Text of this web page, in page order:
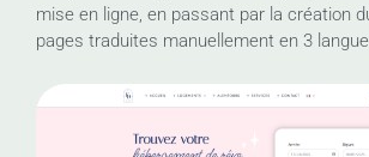
mise en ligne, en passant par la création
pages traduites manuellement en 3